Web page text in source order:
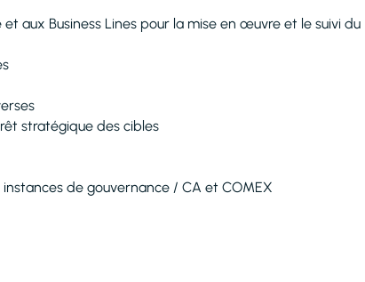
aux Business Lines pour la mise en œuvre et le suivi du
stratégique des cibles
de gouvernance / CA et COMEX